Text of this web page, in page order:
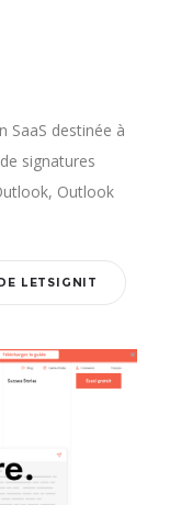
SaaS destinée à
signatures
Outlook
LETSIGNIT